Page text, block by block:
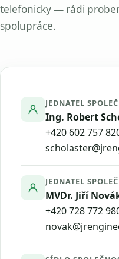
telefonicky — rádi
spolupráce.
JEDNATEL
Ing. Robert
+420 602 757
JEDNATEL
MVDr. Jiří
+420 728 772